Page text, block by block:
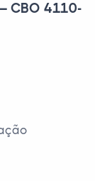
CBO 4110-